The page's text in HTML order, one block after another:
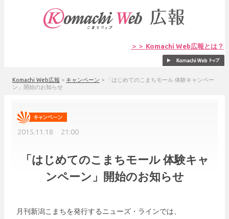
＞＞ Komachi Web広報とは？
Komachi Web広報 > キャンペーン >
「はじめてのこまちモール 体験キャンペー
ン」開始のお知らせ
2015.11.18 21:00
「はじめてのこまちモール 体験キャ
ンペーン」開始のお知らせ
月刊新潟こまちを発行するニューズ・ラインでは、